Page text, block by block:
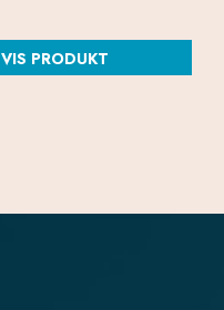
VIS PRODUKT